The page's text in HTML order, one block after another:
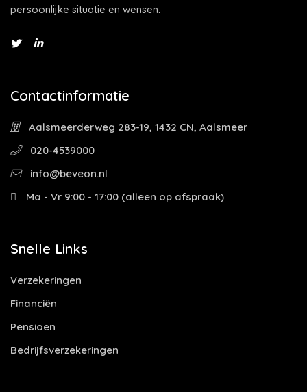
persoonlijke situatie en wensen.
Contactinformatie
Aalsmeerderweg 283-19, 1432 CN, Aalsmeer
020-4539000
info@beveon.nl
Ma - Vr 9:00 - 17:00 (alleen op afspraak)
Snelle Links
Verzekeringen
Financiën
Pensioen
Bedrijfsverzekeringen